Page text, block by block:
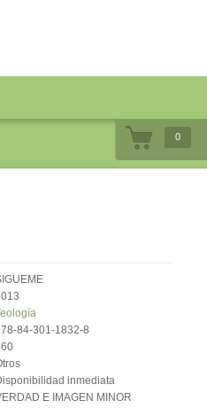
0
84-301-1832-8
inmediata
E IMAGEN MINOR